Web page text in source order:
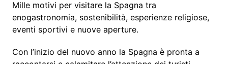
Mille motivi per visitare la Spagna tra
enogastronomia, sostenibilità, esperienze religiose,
eventi sportivi e nuove aperture.
Con l’inizio del nuovo anno la Spagna è pronta a